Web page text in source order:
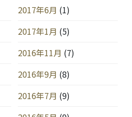
2017年6月 (1)
2017年1月 (5)
2016年11月 (7)
2016年9月 (8)
2016年7月 (9)